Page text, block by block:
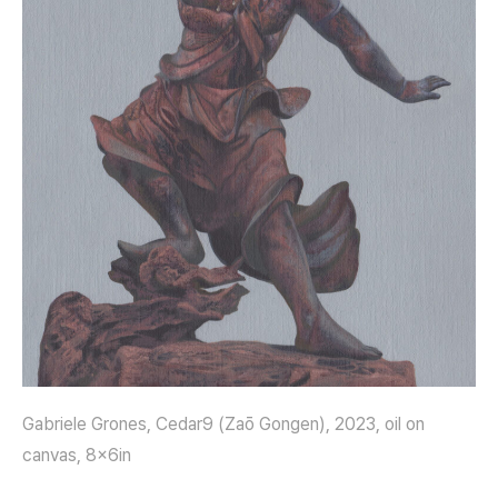
Gabriele Grones, Cedar9 (Zaō Gongen), 2023, oil on
canvas, 8x6in